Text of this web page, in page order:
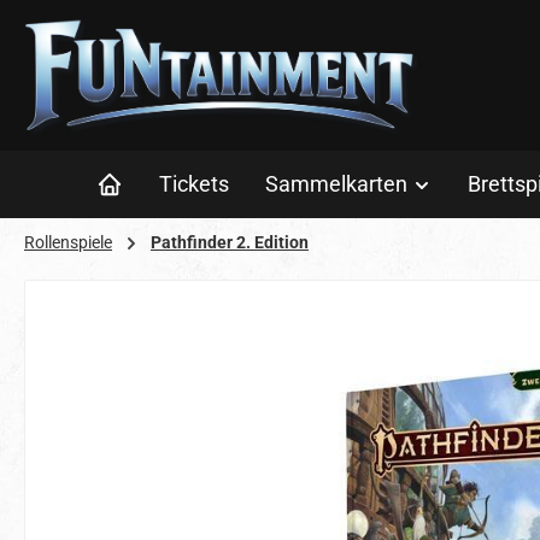
Hauptinhalt springen
Zur Suche springen
Zur Hauptnavigation springen
Tickets Sammelkarten
Rollenspiele Pathfinder 2. Edition